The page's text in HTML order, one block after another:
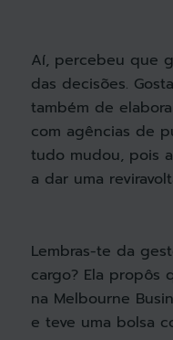
Aí, percebeu que
das decisões.
também de
com agências de
tudo mudou, pois
a dar uma
Lembras-te da
cargo? Ela propôs
na Melbourne
e teve uma bolsa